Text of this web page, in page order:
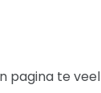
pagina te veel